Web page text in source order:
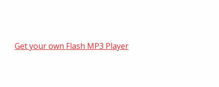
Get your own Flash MP3 Player